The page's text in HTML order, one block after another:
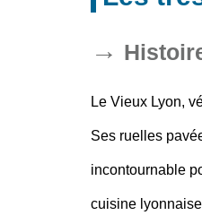
Le Vieux Lyon,
Ses ruelles
incontournable
cuisine lyonnaise